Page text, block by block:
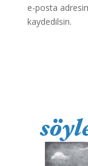
e-posta
kaydedilsin.